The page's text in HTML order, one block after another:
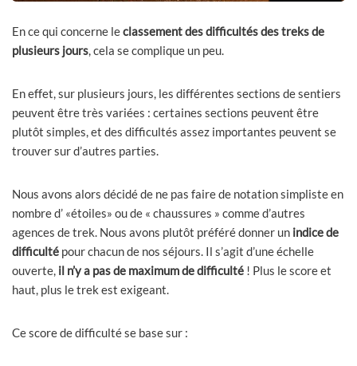
En ce qui concerne leclassement des difficultés des treks de
plusieurs jours, cela se complique un peu.
En effet, sur plusieurs jours, les différentes sections de sentiers
peuvent être très variées : certaines sections peuvent être
plutôt simples, et des difficultés assez importantes peuvent se
trouver sur d’autres parties.
Nous avons alors décidé de ne pas faire de notation simpliste en
nombre d’ «étoiles» ou de « chaussures » comme d’autres
agences de trek. Nous avons plutôt préféré donner un indice de
difficulté pour chacun de nos séjours. Il s’agit d’une échelle
ouverte, il n’y a pas de maximum de difficulté ! Plus le score et
haut, plus le trek est exigeant.
Ce score de difficulté se base sur :